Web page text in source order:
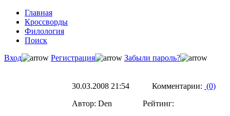
Главная
Кроссворды
Филология
Поиск
Вход
Регистрация Забыли пароль?
30.03.2008 21:54 Комментарии: (0)
Автор: Den Рейтинг: